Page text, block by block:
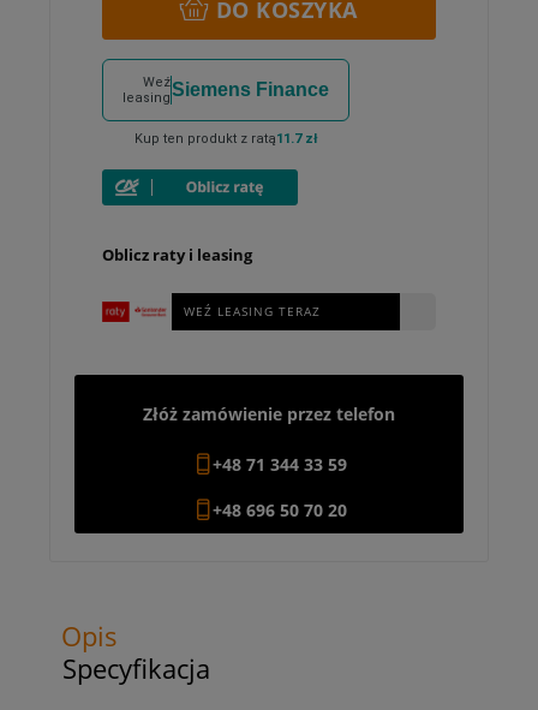
DO KOSZYKA
Weź
leasingSiemens Finance
Kup ten produkt z ratą11.7 zł
Oblicz raty i leasing
WEŹ LEASING TERAZ
Złóż zamówienie przez telefon
+48 71 344 33 59
+48 696 50 70 20
Opis
Specyfikacja